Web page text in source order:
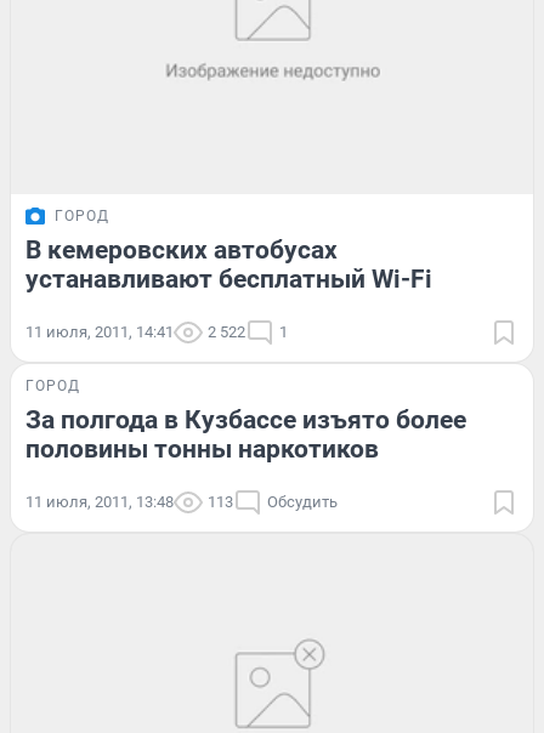
ГОРОД
В кемеровских автобусах
устанавливают бесплатный Wi-Fi
11 июля, 2011, 14:41 2 522 1
ГОРОД
За полгода в Кузбассе изъято более
половины тонны наркотиков
11 июля, 2011, 13:48 113 Обсудить